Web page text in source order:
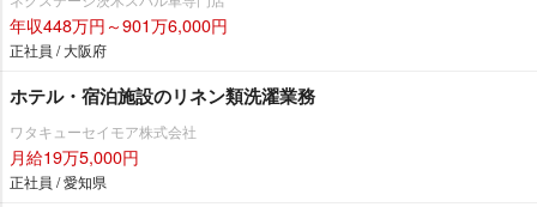
年収448万円～901万6,000円
正社員 / 大阪府
ホテル・宿泊施設のリネン類洗濯業務
ワタキューセイモア株式会社
月給19万5,000円
正社員 / 愛知県